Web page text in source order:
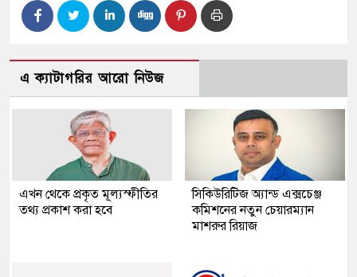
এ ক্যাটাগরির আরো নিউজ
এখন থেকে প্রকৃত মূল্যস্ফীতির
তথ্য প্রকাশ করা হবে
সিকিউরিটিজ অ্যান্ড এক্সচেঞ্জ
কমিশনের নতুন চেয়ারম্যান
মাশরুর রিয়াজ